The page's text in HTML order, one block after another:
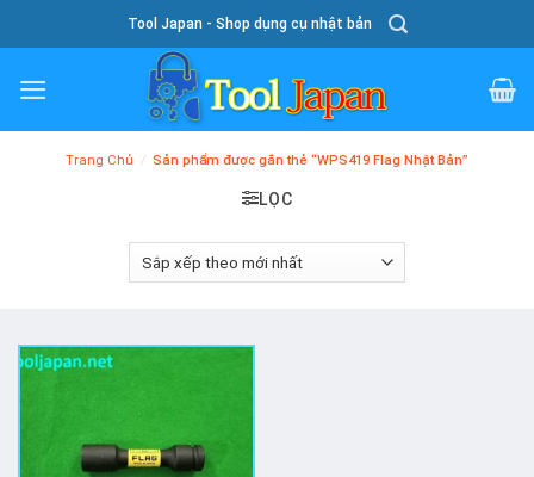
To
Content
Tool Japan - Shop dụng cụ nhật bản
Trang Chủ / Sản phẩm được gắn thẻ “WPS419 Flag Nhật Bản”
LỌC